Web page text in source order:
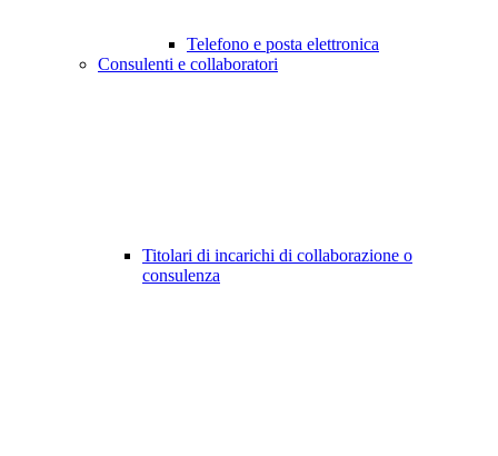
Telefono e posta elettronica
Consulenti e collaboratori
Titolari di incarichi di collaborazione o
consulenza